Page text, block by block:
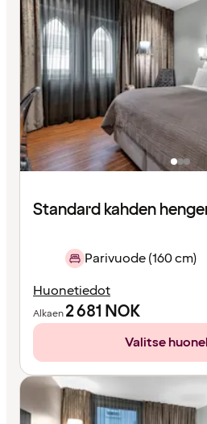
Standard kahden
Parivuode (160 cm)
Huonetiedot
Alkaen2 681 NOK
Valitse